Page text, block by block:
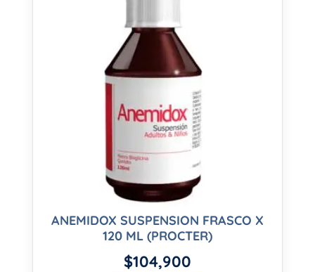
ANEMIDOX SUSPENSION FRASCO X
120 ML (PROCTER)
$104,900